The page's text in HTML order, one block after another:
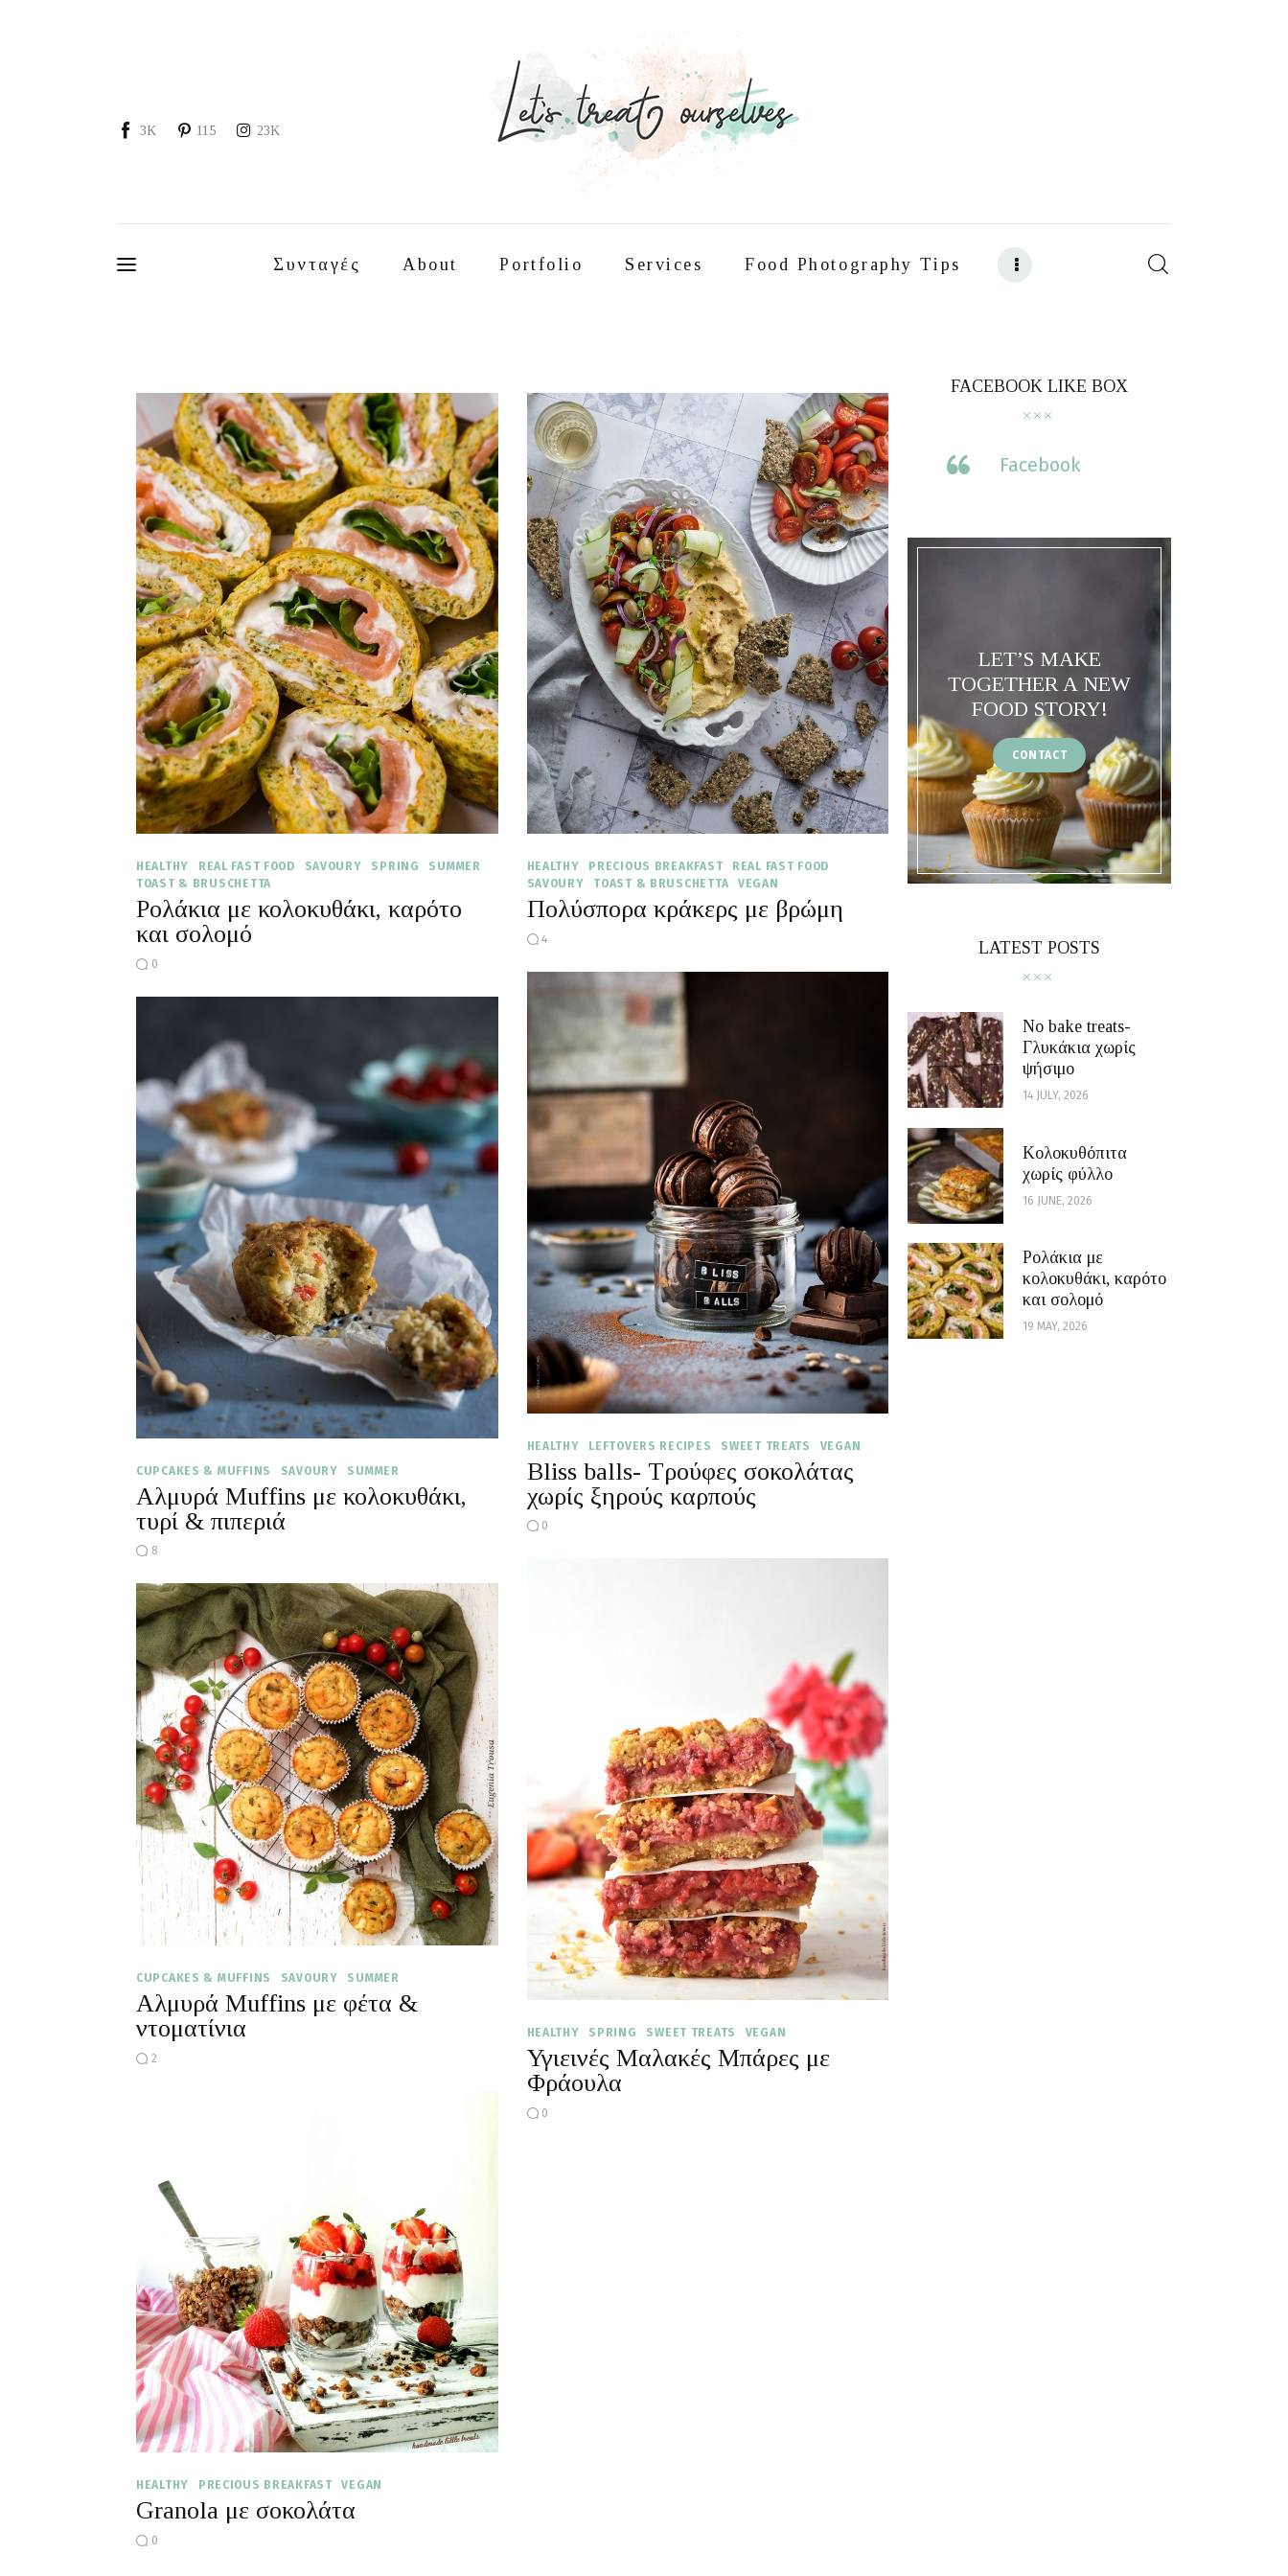
3K 115 23K
Συνταγές About Portfolio Services Food Photography Tips
HEALTHY REAL FAST FOOD SAVOURY SPRING
SUMMER
TOAST & BRUSCHETTA
Ρολάκια με κολοκυθάκι, καρότο
και σολομό
0
HEALTHY PRECIOUS BREAKFAST
REAL FAST FOOD
SAVOURY
TOAST & BRUSCHETTA VEGAN
Πολύσπορα κράκερς με βρώμη
4
HEALTHY LEFTOVERS RECIPES SWEET TREATS VEGAN
Bliss balls- Τρούφες σοκολάτας
χωρίς ξηρούς καρπούς
0
CUPCAKES & MUFFINS SAVOURY SUMMER
Αλμυρά Muffins με κολοκυθάκι,
τυρί & πιπεριά
8
HEALTHY SPRING SWEET TREATS VEGAN
Υγιεινές Μαλακές Μπάρες με
Φράουλα
0
CUPCAKES & MUFFINS SAVOURY SUMMER
Αλμυρά Muffins με φέτα &
ντοματίνια
2
HEALTHY PRECIOUS BREAKFAST VEGAN
Granola με σοκολάτα
0
FACEBOOK LIKE BOX
Facebook
LET’S MAKE
TOGETHER A NEW
FOOD STORY!
CONTACT
LATEST POSTS
No bake treats-
Γλυκάκια χωρίς
ψήσιμο
14 JULY, 2026
Κολοκυθόπιτα
χωρίς φύλλο
16 JUNE, 2026
Ρολάκια με
κολοκυθάκι, καρότο
και σολομό
19 MAY, 2026